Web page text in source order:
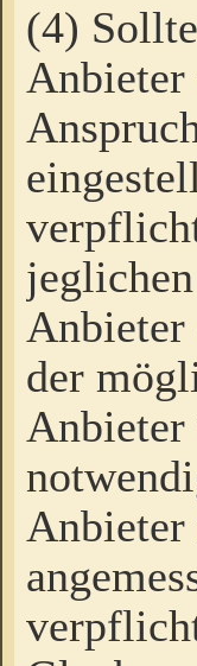
(4)
Anbieter
Anbieter
der
Anbieter